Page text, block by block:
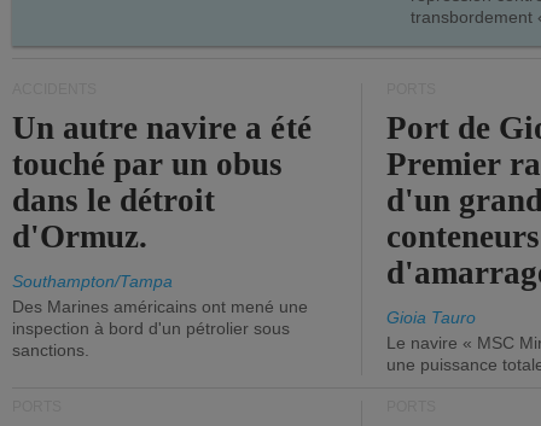
transbordement
Un autre navire a été
touché par un obus
dans le détroit
d'Ormuz.
Southampton/Tampa
Des Marines américains ont mené une
inspection à bord d'un pétrolier sous
sanctions.
Port de
Premier
d'un
Gioia Tauro
Le navire « MSC
une puissance